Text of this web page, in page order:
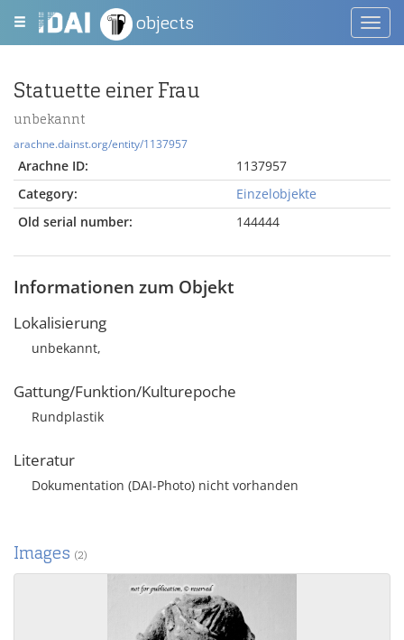
objects
Statuette einer Frau
unbekannt
arachne.dainst.org/entity/1137957
Arachne ID:
1137957
Category:
Einzelobjekte
Old serial number:
144444
Informationen zum Objekt
Lokalisierung
unbekannt,
Gattung/Funktion/Kulturepoche
Rundplastik
Literatur
Dokumentation (DAI-Photo) nicht vorhanden
Images (2)